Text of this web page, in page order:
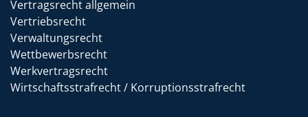
Vertragsrecht allgemein
Vertriebsrecht
Verwaltungsrecht
Wettbewerbsrecht
Werkvertragsrecht
Wirtschaftsstrafrecht / Korruptionsstrafrecht